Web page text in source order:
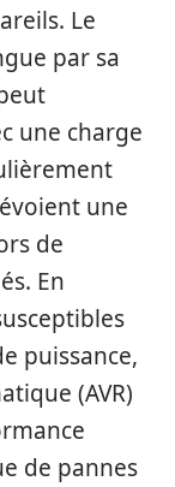
Le
par sa
une charge
une
de
En
puissance,
(AVR)
de pannes